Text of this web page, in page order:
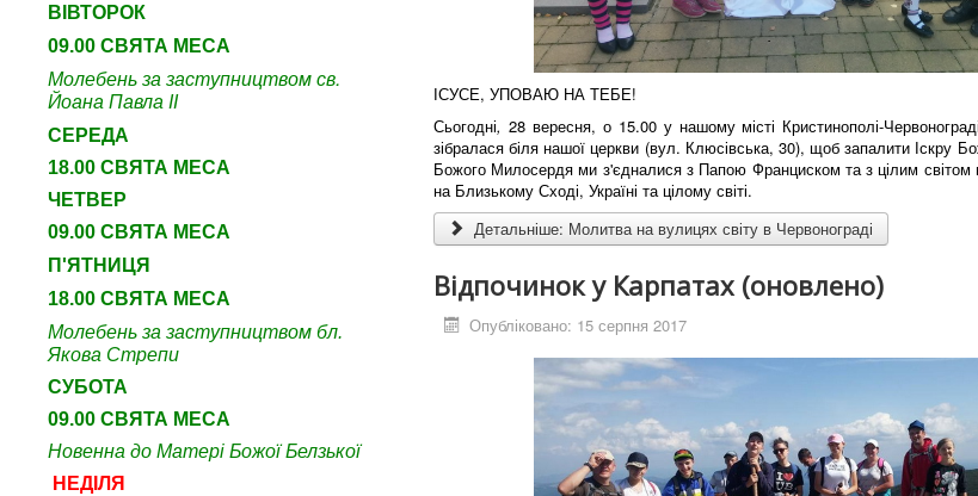
ВІВТОРОК
09.00 СВЯТА МЕСА
Молебень за заступництвом св.
Йоана Павла ІІ
СЕРЕДА
18.00 СВЯТА МЕСА
ЧЕТВЕР
09.00 СВЯТА МЕСА
П'ЯТНИЦЯ
18.00 СВЯТА МЕСА
Молебень за заступництвом бл.
Якова Стрепи
СУБОТА
09.00 СВЯТА МЕСА
Новенна до Матері Божої Белзької
НЕДІЛЯ
ІСУСЕ, УПОВАЮ НА ТЕБЕ!
Сьогодні, 28 вересня, о 15.00 у нашому місті Кристинополі-
зібралася біля нашої церкви (вул. Клюсівська, 30), щоб запалити Іскру
Божого Милосердя ми з'єдналися з Папою Франциском та з цілим світом
на Близькому Сході, Україні та цілому світі.
Детальніше: Молитва на вулицях світу в Червонограді
Відпочинок у Карпатах (оновлено)
Опубліковано: 15 серпня 2017